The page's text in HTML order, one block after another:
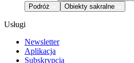
Podróż
Obiekty sakralne
Usługi
Newsletter
Aplikacja
Subskrypcja